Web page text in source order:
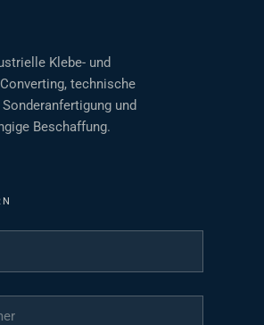
Klebe- und
technische
und
Beschaffung.